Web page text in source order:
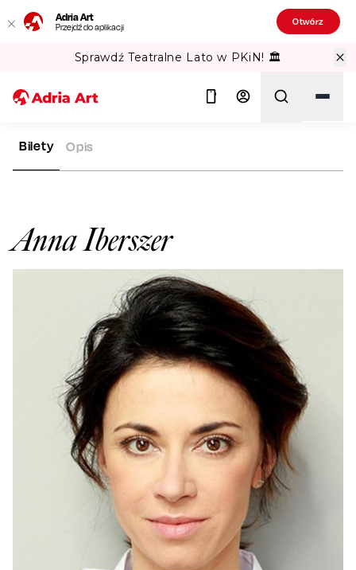
Adria Art
Przejdź do aplikacji Otwórz
Sprawdź Teatralne Lato w PKiN! 🏛️
ADRIA ART
Anna Iberszer
Bilety Opis